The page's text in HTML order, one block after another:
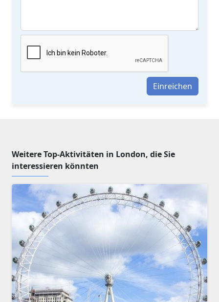
Einreichen
Weitere Top-Aktivitäten in London, die Sie
interessieren könnten